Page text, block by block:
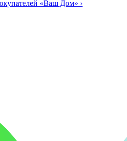
«Ваш Дом» ›